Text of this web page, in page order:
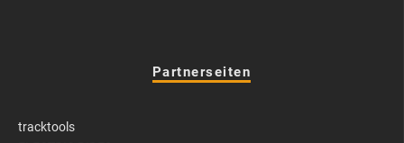
Partnerseiten
tracktools